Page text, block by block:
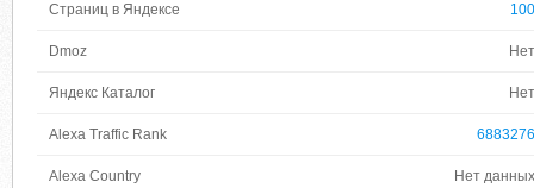
Страниц в Яндексе 100
Dmoz Нет
Яндекс Каталог Нет
Alexa Traffic Rank 6883276
Alexa Country Нет данных